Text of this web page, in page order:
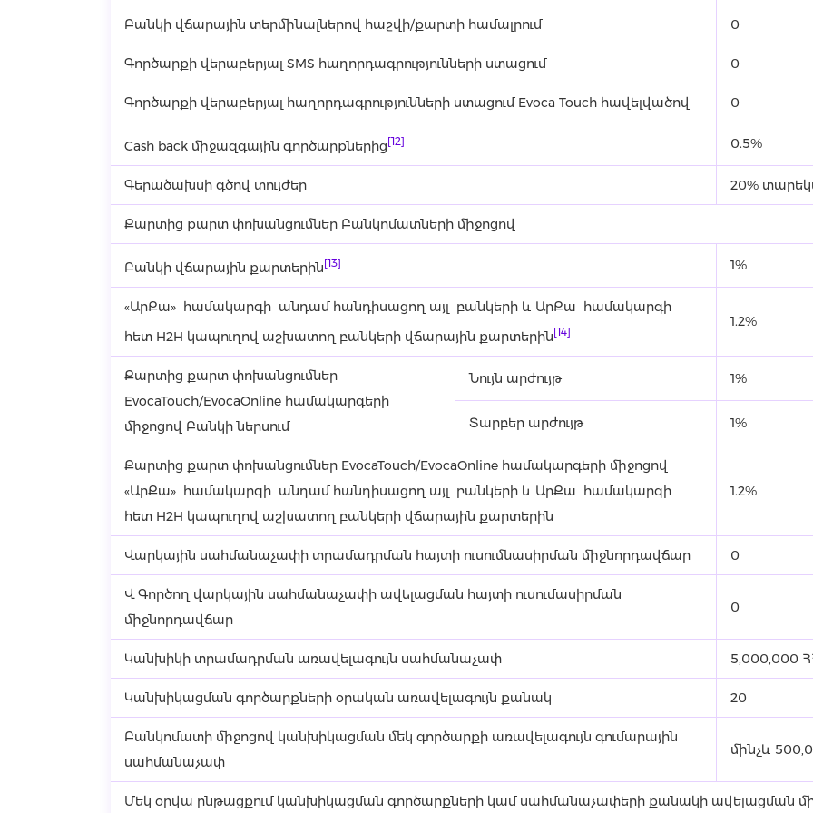
Բանկի վճարային տերմինալներով հաշվի/քարտի համալրում 0
Գործարքի վերաբերյալ SMS հաղորդագրությունների ստացում 0
Գործարքի վերաբերյալ հաղորդագրությունների ստացում Evoca Touch հավելվածով 0
Cash back միջազգային գործարքներից[12] 0.5%
Գերածախսի գծով տույժեր 20%
Քարտից քարտ փոխանցումներ Բանկոմատների միջոցով
Բանկի վճարային քարտերին[13] 1%
«ԱրՔա» համակարգի անդամ հանդիսացող այլ բանկերի և ԱրՔա համակարգի
հետ H2H կապուղով աշխատող բանկերի վճարային քարտերին[14]
1.2%
Քարտից քարտ փոխանցումներ
EvocaTouch/EvocaOnline համակարգերի
միջոցով Բանկի ներսում
Նույն արժույթ 1%
Տարբեր արժույթ 1%
Քարտից քարտ փոխանցումներ EvocaTouch/EvocaOnline համակարգերի միջոցով
«ԱրՔա» համակարգի անդամ հանդիսացող այլ բանկերի և ԱրՔա համակարգի
հետ H2H կապուղով աշխատող բանկերի վճարային քարտերին
1.2%
Վարկային սահմանաչափի տրամադրման հայտի ուսումնասիրման միջնորդավճար 0
Վ Գործող վարկային սահմանաչափի ավելացման հայտի ուսումասիրման
միջնորդավճար
0
Կանխիկի տրամադրման առավելագույն սահմանաչափ 5,000,000
Կանխիկացման գործարքների օրական առավելագույն քանակ 20
Բանկոմատի միջոցով կանխիկացման մեկ գործարքի առավելագույն գումարային
սահմանաչափ
մինչև
Մեկ օրվա ընթացքում կանխիկացման գործարքների կամ սահմանաչափերի քանակի ավելացման